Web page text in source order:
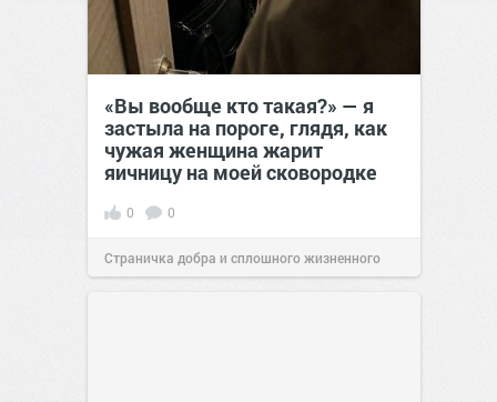
«Вы вообще кто такая?» — я
застыла на пороге, глядя, как
чужая женщина жарит
яичницу на моей сковородке
0 0
Страничка добра и сплошного жизненного